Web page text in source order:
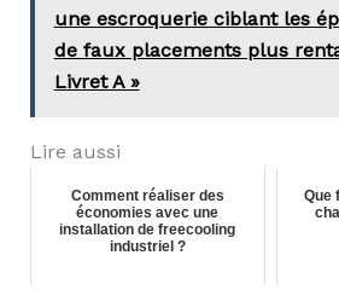
une escroquerie ciblant les
de faux placements plus
Livret A »
Lire aussi
Comment réaliser des
économies avec une
installation de freecooling
industriel ?
Que